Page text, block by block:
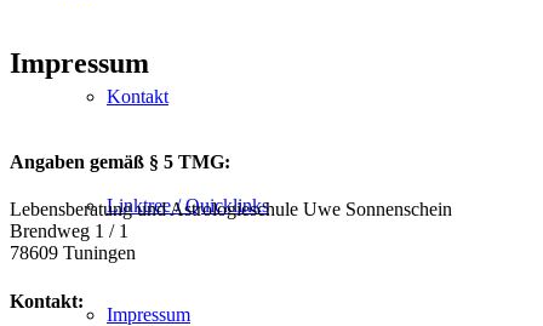
Kontakt
Linktree / Quicklinks
Impressum
Impressum
Angaben gemäß § 5 TMG:
Lebensberatung und Astrologieschule Uwe Sonnenschein
Brendweg 1 / 1
78609 Tuningen
Kontakt: